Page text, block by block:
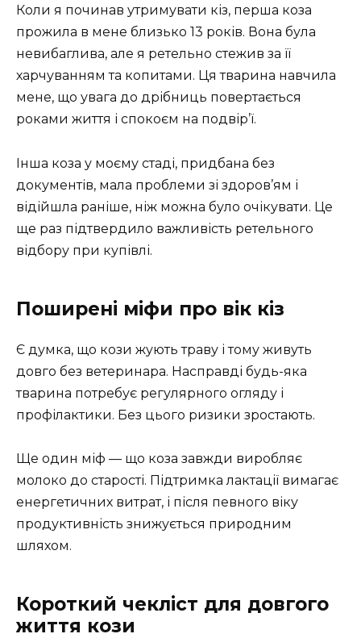
Коли я починав утримувати кіз, перша коза
прожила в мене близько 13 років. Вона була
невибаглива, але я ретельно стежив за її
харчуванням та копитами. Ця тварина навчила
мене, що увага до дрібниць повертається
роками життя і спокоєм на подвір’ї.
Інша коза у моєму стаді, придбана без
документів, мала проблеми зі здоров’ям і
відійшла раніше, ніж можна було очікувати. Це
ще раз підтвердило важливість ретельного
відбору при купівлі.
Поширені міфи про вік кіз
Є думка, що кози жують траву і тому живуть
довго без ветеринара. Насправді будь-яка
тварина потребує регулярного огляду і
профілактики. Без цього ризики зростають.
Ще один міф — що коза завжди виробляє
молоко до старості. Підтримка лактації вимагає
енергетичних витрат, і після певного віку
продуктивність знижується природним
шляхом.
Короткий чекліст для довгого
життя кози